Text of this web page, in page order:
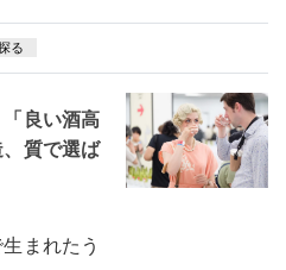
る
良い酒高
質で選ば
まれたう